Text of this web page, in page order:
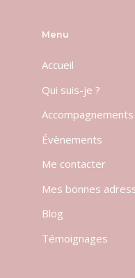
Menu
Accueil
Qui suis-je ?
Accompagnements
Évènements
Me contacter
Mes bonnes
Blog
Témoignages